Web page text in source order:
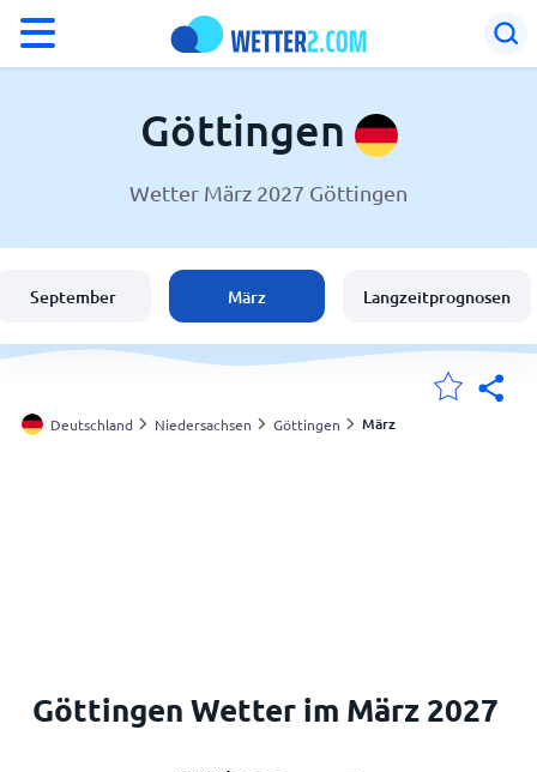
Wetter in Göttingen
Schweiz
Österreich
Göttingen
Wetter März 2027 Göttingen
September März Langzeitprognosen
Deutschland Niedersachsen Göttingen März
Göttingen Wetter im März 2027